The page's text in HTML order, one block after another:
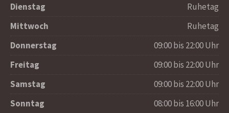
Dienstag
Ruhetag
Mittwoch
Ruhetag
Donnerstag
09:00 bis 22:00 Uhr
Freitag
09:00 bis 22:00 Uhr
Samstag
09:00 bis 22:00 Uhr
Sonntag
08:00 bis 16:00 Uhr